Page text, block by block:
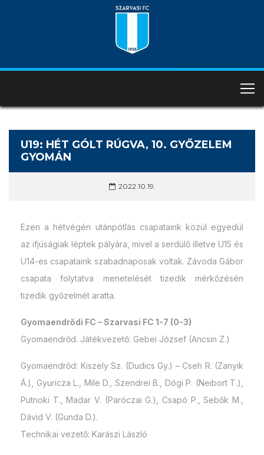
U19: HÉT GÓLT RÚGVA, 10. GYŐZELEM
GYOMÁN
2022.10.19.
Ezen a hétvégén utánpótlás csapataink közül egyedül
az ifjúságiak léptek pályára, mivel a serdülő illetve U15 és
U14-es csapataink szabadnaposak voltak. Závoda Gábor
csapata folytatva menetelését tizedik mérkőzésén
tizedik győzelmét aratta.
Gyomaendrődi FC – Szarvasi FC 1-7 (0-3)
Gyomaendrőd. Játékvezető: Gebei József (Ancsin Z.)
Gyomaendrőd: Kiszely Sz. (Dudics Gy.) – Cseh R. (Zanyik
Á.), Gyuricza L., Mile D., Szendrei B., Dógi P. (Neibort T.),
Putnoki T., Madar V. (Paróczai G.), Csapó P., Sebők M.,
Dávid V. (Gunda D.).
Technikai vezető: Karászi László